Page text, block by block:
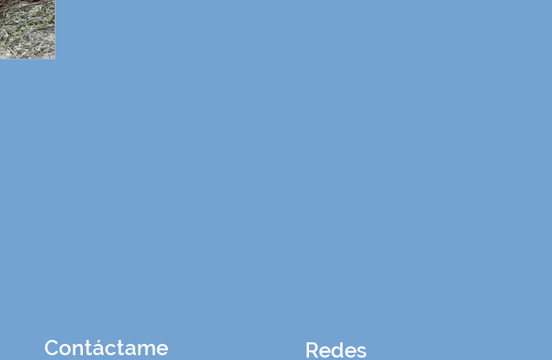
Contáctame Redes